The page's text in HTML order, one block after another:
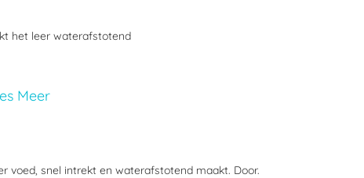
het leer waterafstotend
op een onopvallende plek.
oppervlak insmeren. Vervolgens met een
Meer
voed, snel intrekt en waterafstotend maakt. Door.